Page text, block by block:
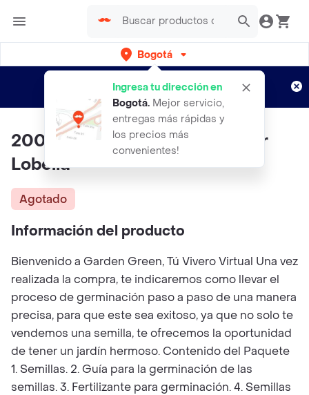
Bogotá
Ingresa tu dirección en
Bogotá. Mejor servicio,
entregas más rápidas y
los precios más
convenientes!
envíos gratis por semanas
Aplican TyC
200 Semillas Orgánicas De Flor
Lobelia
Agotado
Información del producto
Bienvenido a Garden Green, Tú Vivero Virtual Una vez
realizada la compra, te indicaremos como llevar el
proceso de germinación paso a paso de una manera
precisa, para que este sea exitoso, ya que no solo te
vendemos una semilla, te ofrecemos la oportunidad
de tener un jardín hermoso. Contenido del Paquete
1. Semillas. 2. Guía para la germinación de las
semillas. 3. Fertilizante para germinación. 4. Semillas